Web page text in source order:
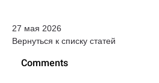
27 мая 2026
Вернуться к списку статей